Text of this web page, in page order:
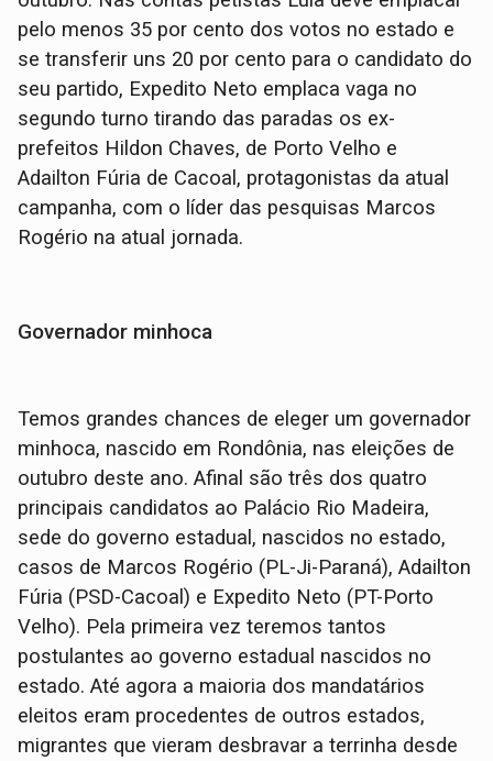
pelo menos 35 por cento dos votos no estado e
se transferir uns 20 por cento para o candidato do
seu partido, Expedito Neto emplaca vaga no
segundo turno tirando das paradas os ex-
prefeitos Hildon Chaves, de Porto Velho e
Adailton Fúria de Cacoal, protagonistas da atual
campanha, com o líder das pesquisas Marcos
Rogério na atual jornada.
Governador minhoca
Temos grandes chances de eleger um governador
minhoca, nascido em Rondônia, nas eleições de
outubro deste ano. Afinal são três dos quatro
principais candidatos ao Palácio Rio Madeira,
sede do governo estadual, nascidos no estado,
casos de Marcos Rogério (PL-Ji-Paraná), Adailton
Fúria (PSD-Cacoal) e Expedito Neto (PT-Porto
Velho). Pela primeira vez teremos tantos
postulantes ao governo estadual nascidos no
estado. Até agora a maioria dos mandatários
eleitos eram procedentes de outros estados,
migrantes que vieram desbravar a terrinha desde